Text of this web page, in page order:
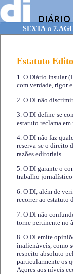
SEXTA o
Estatuto
1. O Diário Insular
com verdade, rigor
2. O DI não
3. O DI define-se
estatuto reclama
4. O DI não faz
reserva-se o direito
razões editoriais.
5. O DI garante o
trabalho jornalístico
6. O DI, além de
recorrer ao estatuto
7. O DI não
torne pertinente no
8. O DI emite
inalienáveis, como
respeito absoluto
particularmente os
Açores aos níveis